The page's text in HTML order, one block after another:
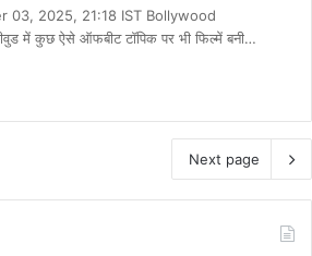
03, 2025, 21:18 IST Bollywood
में कुछ ऐसे ऑफबीट टॉपिक पर भी फिल्में बनी…
Next page